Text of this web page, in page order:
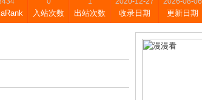
入站次数 出站次数 收录日期 更新日期